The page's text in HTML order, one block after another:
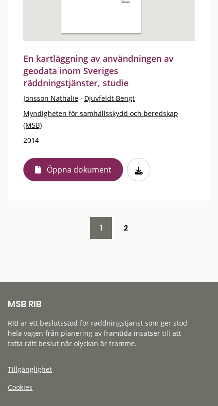
En kartläggning av användningen av
geodata inom Sveriges
räddningstjänster, studie
Jonsson Nathalie · Djuvfeldt Bengt
Myndigheten för samhällsskydd och beredskap
(MSB)
2014
Öppna dokument
1 2
MSB RIB
RIB är ett beslutsstöd för räddningstjänst som ger stöd
hela vägen från planering av framtida insatser till att
fatta rätt beslut när olyckan är framme.
Tillgänglighet
Cookies